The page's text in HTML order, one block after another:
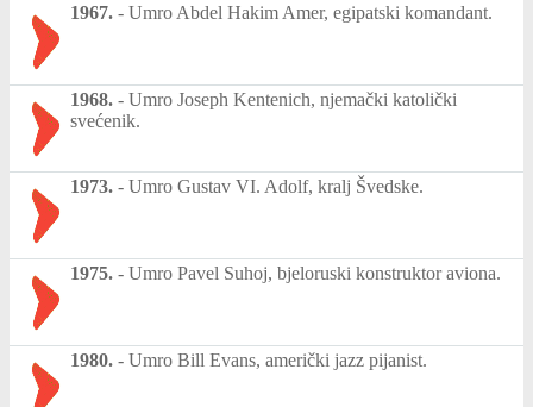
1967. - Umro Abdel Hakim Amer, egipatski komandant.
1968. - Umro Joseph Kentenich, njemački katolički
svećenik.
1973. - Umro Gustav VI. Adolf, kralj Švedske.
1975. - Umro Pavel Suhoj, bjeloruski konstruktor aviona.
1980. - Umro Bill Evans, američki jazz pijanist.